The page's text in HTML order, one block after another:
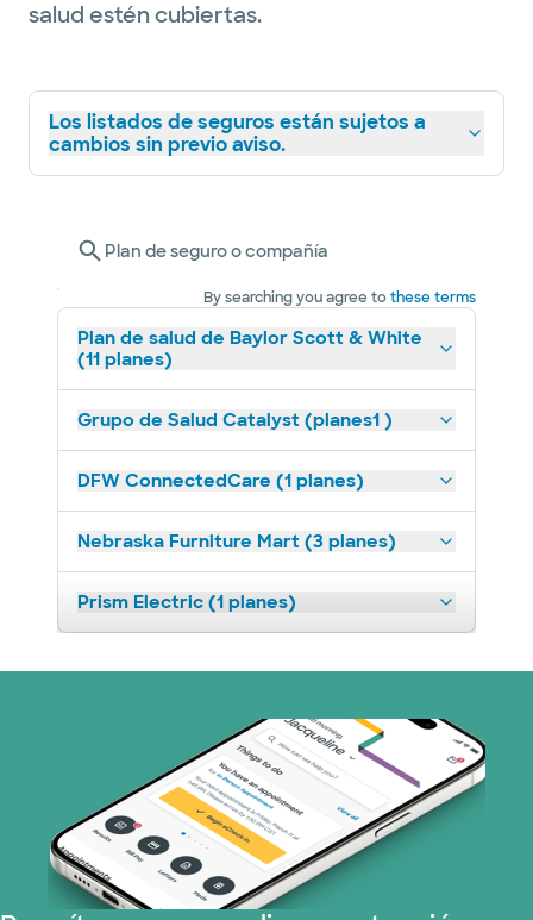
salud estén cubiertas.
Los listados de seguros están sujetos a
cambios sin previo aviso.
Plan de seguro o compañía
By searching you agree tothese terms
Plan de salud de Baylor Scott & White
(11 planes)
Grupo de Salud Catalyst (planes1 )
DFW ConnectedCare (1 planes)
Nebraska Furniture Mart (3 planes)
Prism Electric (1 planes)